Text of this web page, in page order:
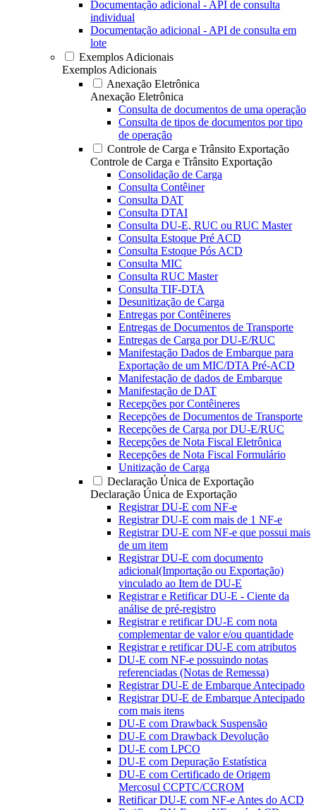
Documentação adicional - API de consulta
individual
Documentação adicional - API de consulta em
lote
Exemplos Adicionais
Exemplos Adicionais
Anexação Eletrônica
Anexação Eletrônica
Consulta de documentos de uma operação
Consulta de tipos de documentos por tipo
de operação
Controle de Carga e Trânsito Exportação
Controle de Carga e Trânsito Exportação
Consolidação de Carga
Consulta Contêiner
Consulta DAT
Consulta DTAI
Consulta DU-E, RUC ou RUC Master
Consulta Estoque Pré ACD
Consulta Estoque Pós ACD
Consulta MIC
Consulta RUC Master
Consulta TIF-DTA
Desunitização de Carga
Entregas por Contêineres
Entregas de Documentos de Transporte
Entregas de Carga por DU-E/RUC
Manifestação Dados de Embarque para
Exportação de um MIC/DTA Pré-ACD
Manifestação de dados de Embarque
Manifestação de DAT
Recepções por Contêineres
Recepções de Documentos de Transporte
Recepções de Carga por DU-E/RUC
Recepções de Nota Fiscal Eletrônica
Recepções de Nota Fiscal Formulário
Unitização de Carga
Declaração Única de Exportação
Declaração Única de Exportação
Registrar DU-E com NF-e
Registrar DU-E com mais de 1 NF-e
Registrar DU-E com NF-e que possui mais
de um item
Registrar DU-E com documento
adicional(Importação ou Exportação)
vinculado ao Item de DU-E
Registrar e Retificar DU-E - Ciente da
análise de pré-registro
Registrar e retificar DU-E com nota
complementar de valor e/ou quantidade
Registrar e retificar DU-E com atributos
DU-E com NF-e possuindo notas
referenciadas (Notas de Remessa)
Registrar DU-E de Embarque Antecipado
Registrar DU-E de Embarque Antecipado
com mais itens
DU-E com Drawback Suspensão
DU-E com Drawback Devolução
DU-E com LPCO
DU-E com Depuração Estatística
DU-E com Certificado de Origem
Mercosul CCPTC/CCROM
Retificar DU-E com NF-e Antes do ACD